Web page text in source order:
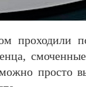
проходили
просто